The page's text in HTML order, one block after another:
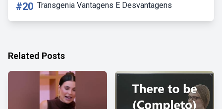
#20 Transgenia Vantagens E Desvantagens
Related Posts